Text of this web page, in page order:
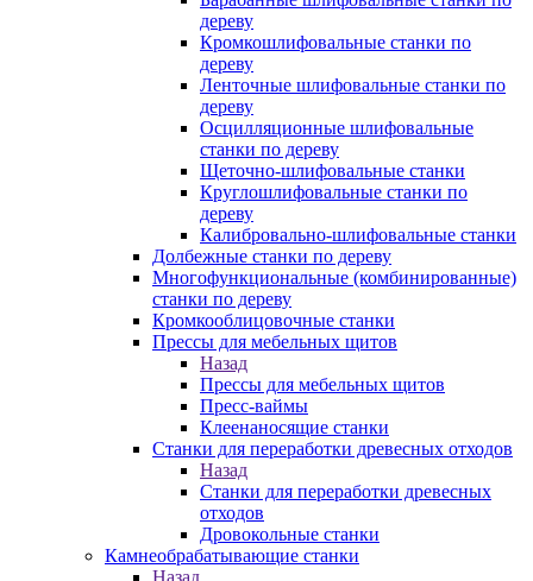
дереву
Кромкошлифовальные станки по
дереву
Ленточные шлифовальные станки по
дереву
Осцилляционные шлифовальные
станки по дереву
Щеточно-шлифовальные станки
Круглошлифовальные станки по
дереву
Калибровально-шлифовальные станки
Долбежные станки по дереву
Многофункциональные (комбинированные)
станки по дереву
Кромкооблицовочные станки
Прессы для мебельных щитов
Назад
Прессы для мебельных щитов
Пресс-ваймы
Клеенаносящие станки
Станки для переработки древесных отходов
Назад
Станки для переработки древесных
отходов
Дровокольные станки
Камнеобрабатывающие станки
Назад